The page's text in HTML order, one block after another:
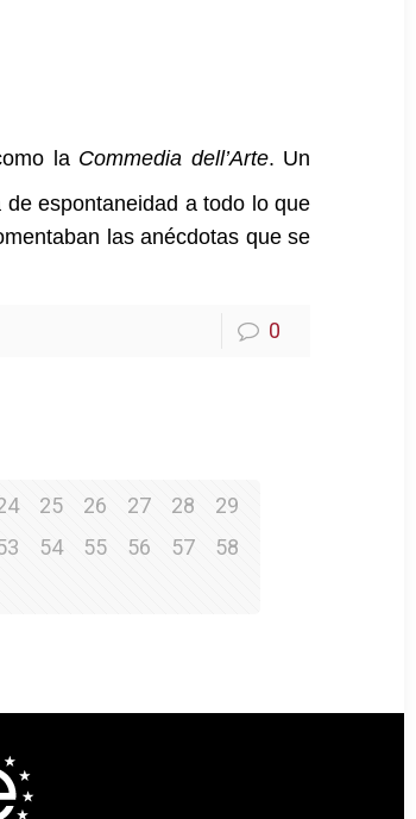
la Commedia dell’Arte. Un
espontaneidad a todo lo que
las anécdotas que se
0
25 26 27 28
29
54 55 56 57
58